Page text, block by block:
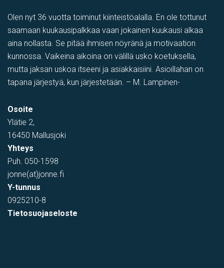
Olen nyt 36 vuotta toiminut kiinteistöalalla. En ole tottunut
saamaan kuukausipalkkaa vaan jokainen kuukausi alkaa
aina nollasta. Se pitää ihmisen nöyränä ja motivaation
kunnossa. Vaikeina aikoina on välillä usko koetuksella,
mutta jaksan uskoa itseeni ja asiakkaisiini. Asioillahan on
tapana järjestyä, kun järjestetään. – M. Lampinen-
Osoite
Ylätie 2,
16450 Mallusjoki
Yhteys
Puh. 050-1598
jonne(at)jonne.fi
Y-tunnus
0925210-8
Tietosuojaseloste